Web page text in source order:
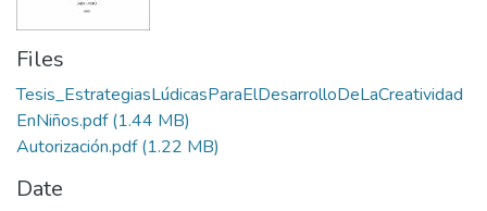
Files
Tesis_EstrategiasLúdicasParaElDesarrolloDeLaCreatividad
EnNiños.pdf(1.44 MB)
Autorización.pdf(1.22 MB)
Date